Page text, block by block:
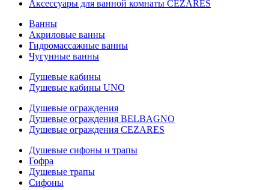
Аксессуары для ванной комнаты CEZARES
Ванны
Акриловые ванны
Гидромассажные ванны
Чугунные ванны
Душевые кабины
Душевые кабины UNO
Душевые ограждения
Душевые ограждения BELBAGNO
Душевые ограждения CEZARES
Душевые сифоны и трапы
Гофра
Душевые трапы
Сифоны